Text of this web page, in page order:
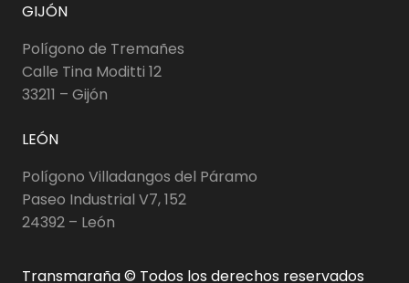
GIJÓN
Polígono de Tremañes
Calle Tina Moditti 12
33211 – Gijón
LEÓN
Polígono Villadangos del Páramo
Paseo Industrial V7, 152
24392 – León
Transmaraña © Todos los derechos reservados